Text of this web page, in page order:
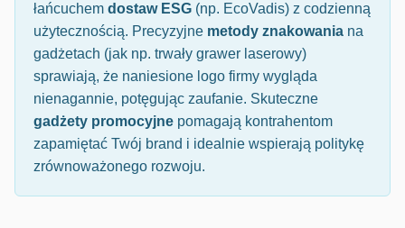
łańcuchem dostaw ESG (np. EcoVadis) z codzienną
użytecznością. Precyzyjne metody znakowania na
gadżetach (jak np. trwały grawer laserowy)
sprawiają, że naniesione logo firmy wygląda
nienagannie, potęgując zaufanie. Skuteczne
gadżety promocyjne pomagają kontrahentom
zapamiętać Twój brand i idealnie wspierają politykę
zrównoważonego rozwoju.